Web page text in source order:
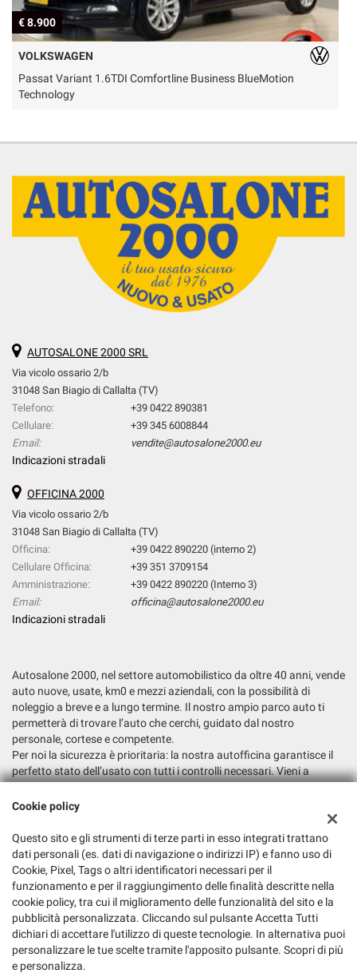
€ 8.900
VOLKSWAGEN
Passat Variant 1.6TDI Comfortline Business BlueMotion
Technology
AUTOSALONE 2000 SRL
Via vicolo ossario 2/b
31048 San Biagio di Callalta (TV)
Telefono:
+39 0422 890381
Cellulare:
+39 345 6008844
Email:
vendite@autosalone2000.eu
Indicazioni stradali
OFFICINA 2000
Via vicolo ossario 2/b
31048 San Biagio di Callalta (TV)
Officina:
+39 0422 890220 (interno 2)
Cellulare Officina:
+39 351 3709154
Amministrazione:
+39 0422 890220 (Interno 3)
Email:
officina@autosalone2000.eu
Indicazioni stradali
Autosalone 2000, nel settore automobilistico da oltre 40 anni, vende
auto nuove, usate, km0 e mezzi aziendali, con la possibilità di
noleggio a breve e a lungo termine. Il nostro ampio parco auto ti
permetterà di trovare l’auto che cerchi, guidato dal nostro
personale, cortese e competente.
Per noi la sicurezza è prioritaria: la nostra autofficina garantisce il
perfetto stato dell’usato con tutti i controlli necessari. Vieni a
Autosalone 2000 Srl
Via Argine San Marco, 6, San Biagio di Callalta (TV)
C.F/P.IVA:03147730265
Registro delle imprese: TV
Cookie policy
Questo sito e gli strumenti di terze parti in esso integrati trattano
dati personali (es. dati di navigazione o indirizzi IP) e fanno uso di
Cookie, Pixel, Tags o altri identificatori necessari per il
funzionamento e per il raggiungimento delle finalità descritte nella
cookie policy, tra cui il miglioramento delle funzionalità del sito e la
pubblicità personalizzata. Cliccando sul pulsante Accetta Tutti
dichiari di accettare l'utilizzo di queste tecnologie. In alternativa puoi
personalizzare le tue scelte tramite l'apposito pulsante. Scopri di più
e personalizza.